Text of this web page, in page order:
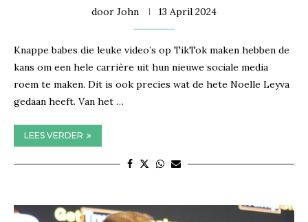
door John 13 April 2024
Knappe babes die leuke video’s op TikTok maken hebben de
kans om een hele carrière uit hun nieuwe sociale media
roem te maken. Dit is ook precies wat de hete Noelle Leyva
gedaan heeft. Van het …
LEES VERDER